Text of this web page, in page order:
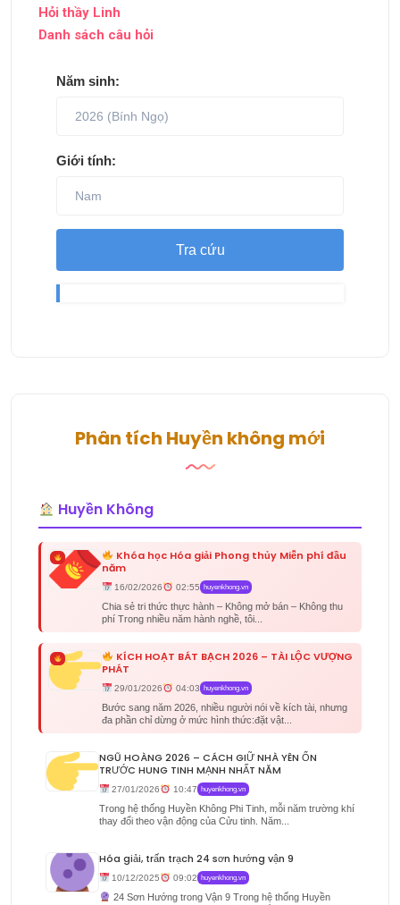
Hỏi thầy Linh
Danh sách câu hỏi
Năm sinh:
Giới tính:
Tra cứu
Phân tích Huyền không mới
Huyền Không
Khóa học Hóa giải Phong thủy Miễn phí đầu
năm
16/02/2026 02:55 huyenkhong.vn
Chia sẻ tri thức thực hành – Không mở bán – Không thu
phí Trong nhiều năm hành nghề, tôi...
KÍCH HOẠT BÁT BẠCH 2026 – TÀI LỘC VƯỢNG
PHÁT
29/01/2026 04:03 huyenkhong.vn
Bước sang năm 2026, nhiều người nói về kích tài, nhưng
đa phần chỉ dừng ở mức hình thức:đặt vật...
NGŨ HOÀNG 2026 – CÁCH GIỮ NHÀ YÊN ỔN
TRƯỚC HUNG TINH MẠNH NHẤT NĂM
27/01/2026 10:47 huyenkhong.vn
Trong hệ thống Huyền Không Phi Tinh, mỗi năm trường khí
thay đổi theo vận động của Cửu tinh. Năm...
Hóa giải, trấn trạch 24 sơn hướng vận 9
10/12/2025 09:02 huyenkhong.vn
24 Sơn Hướng trong Vận 9 Trong hệ thống Huyền